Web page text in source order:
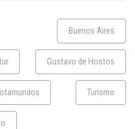
Buenos Aires
Gustavo de Hostos
Turismo